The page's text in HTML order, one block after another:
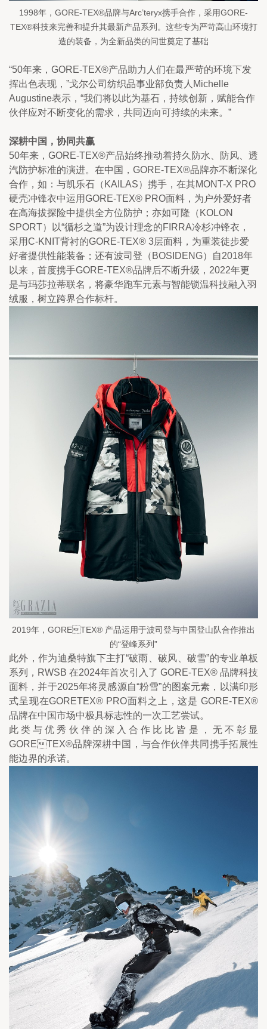
1998年，GORE-TEX®品牌与Arc’teryx携手合作，采用GORE-
TEX®科技来完善和提升其最新产品系列。这些专为严苛高山环境打
造的装备，为全新品类的问世奠定了基础
“50年来，GORE-TEX®产品助力人们在最严苛的环境下发
挥出色表现，”戈尔公司纺织品事业部负责人Michelle
Augustine表示，“我们将以此为基石，持续创新，赋能合作
伙伴应对不断变化的需求，共同迈向可持续的未来。”
深耕中国，协同共赢
50年来，GORE-TEX®产品始终推动着持久防水、防风、透
汽防护标准的演进。在中国，GORE-TEX®品牌亦不断深化
合作，如：与凯乐石（KAILAS）携手，在其MONT-X PRO
硬壳冲锋衣中运用GORE-TEX® PRO面料，为户外爱好者
在高海拔探险中提供全方位防护；亦如可隆（KOLON
SPORT）以“循杉之道”为设计理念的FIRRA冷杉冲锋衣，
采用C-KNIT背衬的GORE-TEX® 3层面料，为重装徒步爱
好者提供性能装备；还有波司登（BOSIDENG）自2018年
以来，首度携手GORE-TEX®品牌后不断升级，2022年更
是与玛莎拉蒂联名，将豪华跑车元素与智能锁温科技融入羽
绒服，树立跨界合作标杆。
2019年，GORETEX® 产品运用于波司登与中国登山队合作推出
的“登峰系列”
此外，作为迪桑特旗下主打“破雨、破风、破雪”的专业单板
系列，RWSB 在2024年首次引入了 GORE-TEX® 品牌科技
面料，并于2025年将灵感源自“粉雪”的图案元素，以满印形
式呈现在GORETEX® PRO面料之上，这是 GORE-TEX®
品牌在中国市场中极具标志性的一次工艺尝试。
此类与优秀伙伴的深入合作比比皆是，无不彰显
GORETEX®品牌深耕中国，与合作伙伴共同携手拓展性
能边界的承诺。